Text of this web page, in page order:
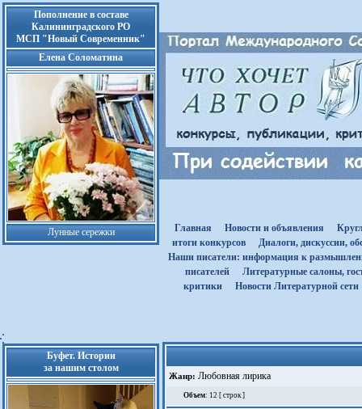
Пополнение в составе
Калининградского РО
МСП "Новый Современник"
Елена Соломатина
Лунные сережки Главная Новости и объявления
итоги конкурсов
Диалоги, дискуссии,
Наши писатели: информация к
писателей
Литературные салоны,
критики
Новости Литературной сети
Буфет. Истории
за нашим столом
Жанр: Любовная лирика
Объем: 12 [ строк ]